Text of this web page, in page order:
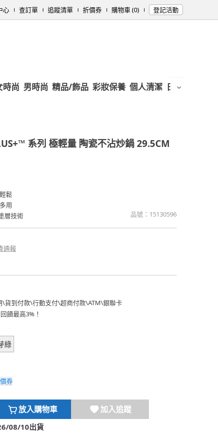
心 查訂單 追蹤清單 折價券 購物車 (0) 登記活動
時尚 男時尚 精品/飾品 彩妝保養 個人清潔 日用/紙品
系列 極輕量 陶瓷不沾炒鍋 29.5CM
鬆
用
層技術
品號： 15130596
通報
\貨到付款\行動支付\超商付款\ATM\銀聯卡
饋最高3%！
綠
券
放入購物車 加入追蹤
08/10出貨